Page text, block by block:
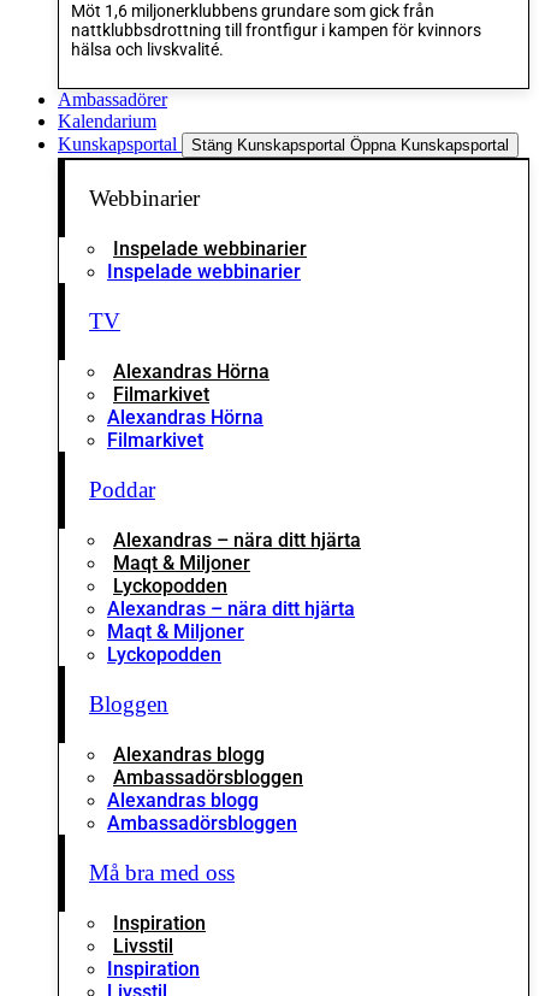
Möt 1,6 miljonerklubbens grundare som gick från
nattklubbsdrottning till frontfigur i kampen för kvinnors
hälsa och livskvalité.
Ambassadörer
Kalendarium
Kunskapsportal
Stäng Kunskapsportal Öppna Kunskapsportal
Webbinarier
Inspelade webbinarier
Inspelade webbinarier
TV
Alexandras Hörna
Filmarkivet
Alexandras Hörna
Filmarkivet
Poddar
Alexandras – nära ditt hjärta
Maqt & Miljoner
Lyckopodden
Alexandras – nära ditt hjärta
Maqt & Miljoner
Lyckopodden
Bloggen
Alexandras blogg
Ambassadörsbloggen
Alexandras blogg
Ambassadörsbloggen
Må bra med oss
Inspiration
Livsstil
Inspiration
Livsstil